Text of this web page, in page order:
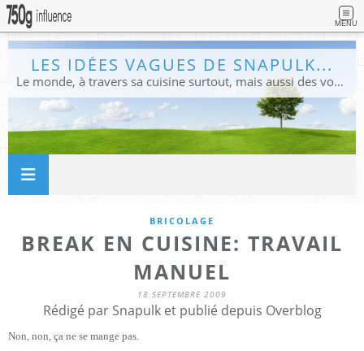
MENU
LES IDÉES VAGUES DE SNAPULK...
Le monde, à travers sa cuisine surtout, mais aussi des voyages, et des idées.
BRICOLAGE
BREAK EN CUISINE: TRAVAIL
MANUEL
18 SEPTEMBRE 2009
Rédigé par Snapulk et publié depuis Overblog
Non, non, ça ne se mange pas.